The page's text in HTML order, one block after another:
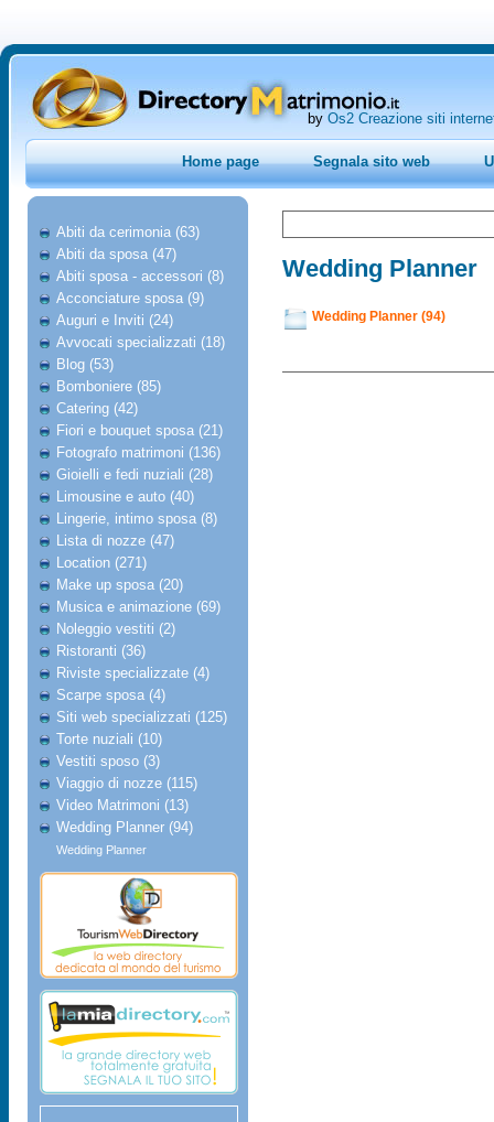
by Os2 Creazione siti
Home page Segnala sito web
Abiti da cerimonia (63)
Abiti da sposa (47)
Abiti sposa - accessori (8)
Acconciature sposa (9)
Auguri e Inviti (24)
Avvocati specializzati (18)
Blog (53)
Bomboniere (85)
Catering (42)
Fiori e bouquet sposa (21)
Fotografo matrimoni (136)
Gioielli e fedi nuziali (28)
Limousine e auto (40)
Lingerie, intimo sposa (8)
Lista di nozze (47)
Location (271)
Make up sposa (20)
Musica e animazione (69)
Noleggio vestiti (2)
Ristoranti (36)
Riviste specializzate (4)
Scarpe sposa (4)
Siti web specializzati (125)
Torte nuziali (10)
Vestiti sposo (3)
Viaggio di nozze (115)
Video Matrimoni (13)
Wedding Planner (94)
Wedding Planner
Wedding Planner
Wedding Planner (94)